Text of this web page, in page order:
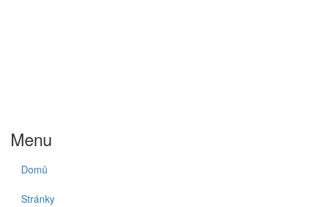
Menu
Domů
Stránky